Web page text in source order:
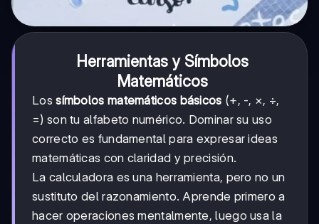
Herramientas y Símbolos
Matemáticos
Lossímbolos matemáticos básicos (+, -, ×, ÷,
=) son tu alfabeto numérico. Dominar su uso
correcto es fundamental para expresar ideas
matemáticas con claridad y precisión.
La calculadora es una herramienta, pero no un
sustituto del razonamiento. Aprende primero a
hacer operaciones mentalmente, luego usa la